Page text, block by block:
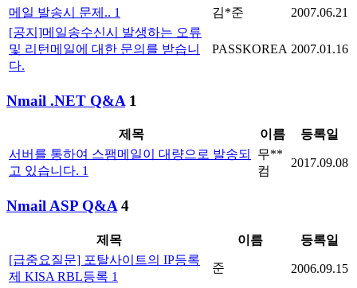
메일 발송시 문제.. 1 김*준
2007.06.21
[공지]메일송수신시 발생하는 오류
및 리턴메일에 대한 문의를 받습니
다.
PASSKOREA 2007.01.16
Nmail .NET Q&A 1
제목 이름
등록일
서버를 통하여 스팸메일이 대량으로 발송되
고 있습니다. 1
무**
컴
2017.09.08
Nmail ASP Q&A 4
제목 이름
등록일
[급중요질문] 포탈사이트의 IP등록
제 KISA RBL등록 1
준 2006.09.15